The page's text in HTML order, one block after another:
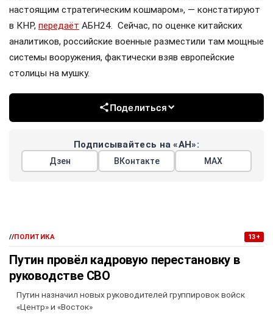
настоящим стратегическим кошмаром», — констатируют
в КНР, передаёт АБН24. Сейчас, по оценке китайских
аналитиков, российские военные разместили там мощные
системы вооружения, фактически взяв европейские
столицы на мушку.
Поделиться
Подписывайтесь на «АН»:
Дзен ВКонтакте МАХ
//ПОЛИТИКА 13+
Путин провёл кадровую перестановку в
руководстве СВО
Путин назначил новых руководителей группировок войск
«Центр» и «Восток»